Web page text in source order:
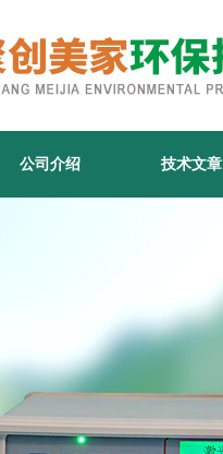
公司介绍 技术文章